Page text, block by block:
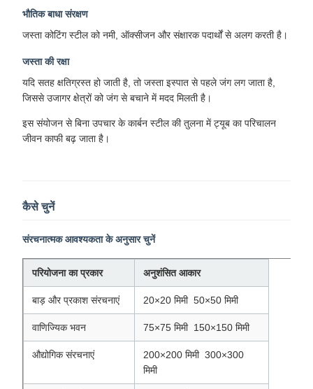
भौतिक बाधा संरक्षण
जस्ता कोटिंग स्टील को नमी, ऑक्सीजन और संक्षारक पदार्थों से अलग करती है।
जस्ता की रक्षा
यदि सतह क्षतिग्रस्त हो जाती है, तो जस्ता इस्पात से पहले जंग लग जाता है,
जिससे उजागर क्षेत्रों को जंग से बचाने में मदद मिलती है।
इस संयोजन से बिना उपचार के कार्बन स्टील की तुलना में ट्यूब का परिचालन
जीवन काफी बढ़ जाता है।
कैसे चुनें
संरचनात्मक आवश्यकता के अनुसार चुनें
परियोजना का प्रकार अनुशंसित आकार
बाड़ और प्रकाश संरचनाएं 20×20 मिमी ️ 50×50 मिमी
वाणिज्यिक भवन 75×75 मिमी ️ 150×150 मिमी
औद्योगिक संरचनाएं
200×200 मिमी ️ 300×300
मिमी